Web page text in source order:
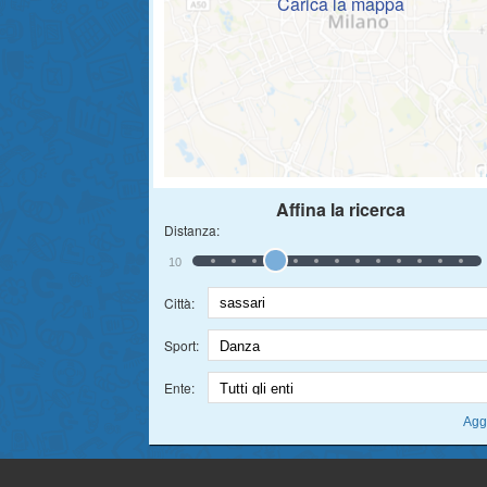
Affina la ricerca
Distanza:
10
Città:
Sport:
Ente: